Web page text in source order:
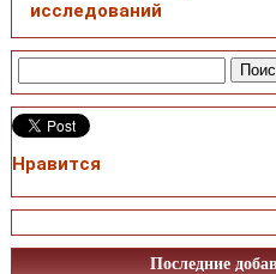
исследований
Нравится
Последние